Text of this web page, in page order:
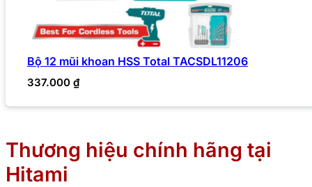
Bộ 12 mũi khoan HSS Total TACSDL11206
337.000 ₫
Thương hiệu chính hãng tại
Hitami